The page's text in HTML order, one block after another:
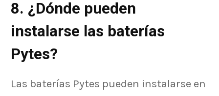
8. ¿Dónde pueden
instalarse las baterías
Pytes?
Las baterías Pytes pueden instalarse en